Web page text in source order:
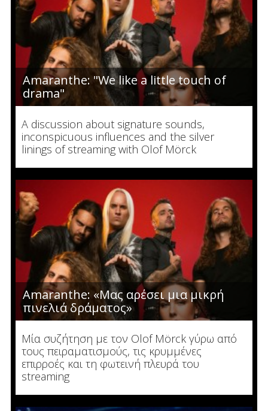
Amaranthe: "We like a little touch of
drama"
A discussion about signature sounds,
inconspicuous influences and the silver
linings of streaming with Olof Mörck
Amaranthe: «Μας αρέσει μια μικρή
πινελιά δράματος»
Μία συζήτηση με τον Olof Mörck γύρω από
τους πειραματισμούς, τις κρυμμένες
επιρροές και τη φωτεινή πλευρά του
streaming